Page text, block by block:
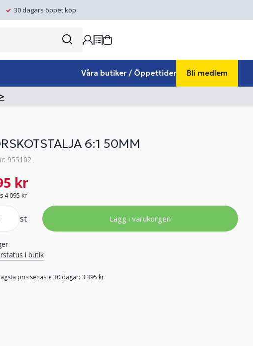
30 dagars öppet köp
Våra butiker / Öppettider Bli medlem
6:1 50MM
955102
kr
4 095 kr
st Lägg i varukorgen
i butik
pris senaste 30 dagar: 3 395 kr